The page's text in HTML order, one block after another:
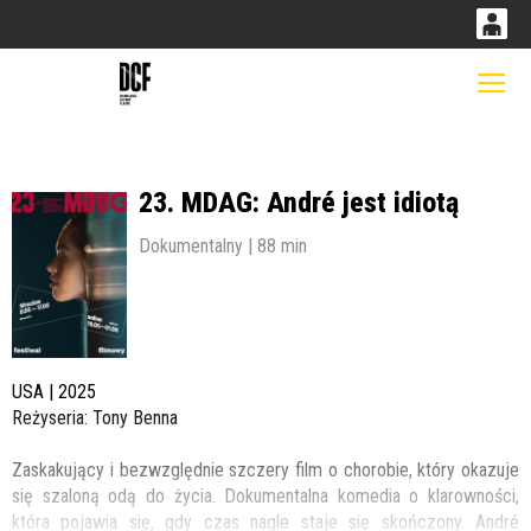
14 53 23. MDAG: André jest idiotą
Dokumentalny | 88 min
USA | 2025
Reżyseria: Tony Benna
Zaskakujący i bezwzględnie szczery film o chorobie, który okazuje
się szaloną odą do życia. Dokumentalna komedia o klarowności,
która pojawia się, gdy czas nagle staje się skończony. André